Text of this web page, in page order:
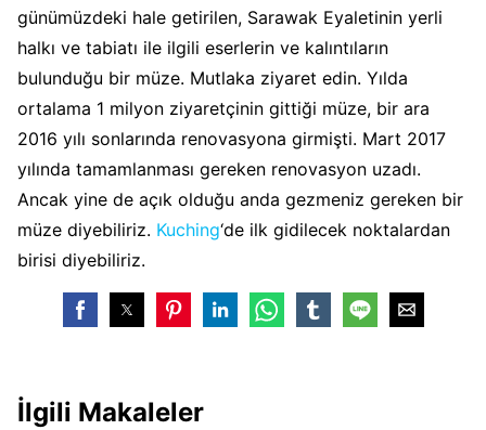
günümüzdeki hale getirilen, Sarawak Eyaletinin yerli
halkı ve tabiatı ile ilgili eserlerin ve kalıntıların
bulunduğu bir müze. Mutlaka ziyaret edin. Yılda
ortalama 1 milyon ziyaretçinin gittiği müze, bir ara
2016 yılı sonlarında renovasyona girmişti. Mart 2017
yılında tamamlanması gereken renovasyon uzadı.
Ancak yine de açık olduğu anda gezmeniz gereken bir
müze diyebiliriz. Kuching‘de ilk gidilecek noktalardan
birisi diyebiliriz.
İlgili Makaleler